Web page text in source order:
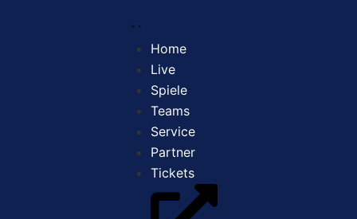
Home
Live
Spiele
Teams
Service
Partner
Tickets